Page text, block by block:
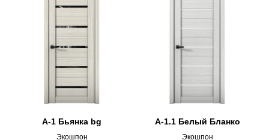
А-1 Бьянка bg
Экошпон
А-1.1 Белый Бланко
Экошпон